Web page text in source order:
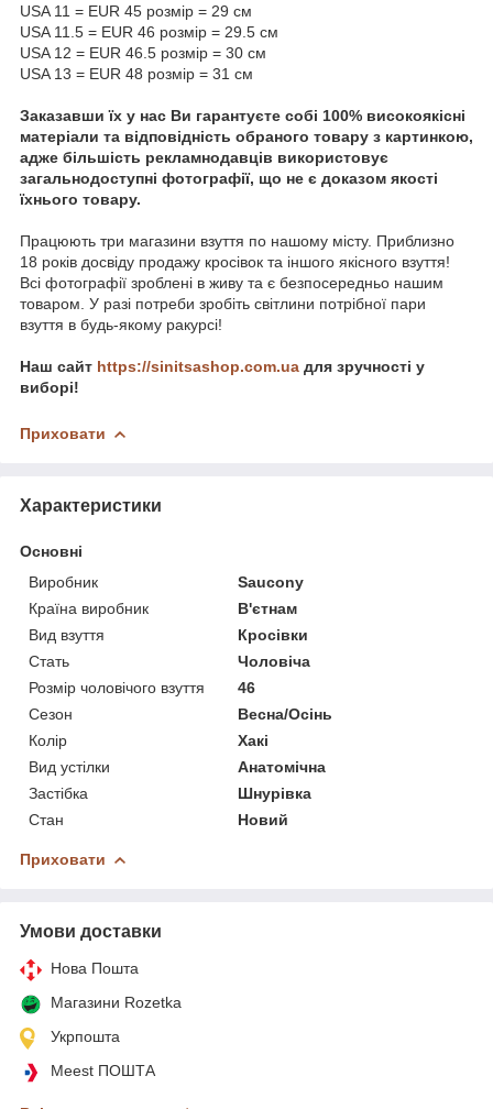
USA 11 = EUR 45 розмір = 29 см
USA 11.5 = EUR 46 розмір = 29.5 см
USA 12 = EUR 46.5 розмір = 30 см
USA 13 = EUR 48 розмір = 31 см
Заказавши їх у нас Ви гарантуєте собі 100% високоякісні
матеріали та відповідність обраного товару з картинкою,
адже більшість рекламнодавців використовує
загальнодоступні фотографії, що не є доказом якості
їхнього товару.
Працюють три магазини взуття по нашому місту. Приблизно
18 років досвіду продажу кросівок та іншого якісного взуття!
Всі фотографії зроблені в живу та є безпосередньо нашим
товаром. У разі потреби зробіть світлини потрібної пари
взуття в будь-якому ракурсі!
Наш сайт https://sinitsashop.com.ua для зручності у
виборі!
Приховати
Характеристики
Основні
Виробник
Saucony
Країна виробник
В'єтнам
Вид взуття
Кросівки
Стать
Чоловіча
Розмір чоловічого взуття
46
Сезон
Весна/Осінь
Колір
Хакі
Вид устілки
Анатомічна
Застібка
Шнурівка
Стан
Новий
Приховати
Умови доставки
Нова Пошта
Магазини Rozetka
Укрпошта
Meest ПОШТА